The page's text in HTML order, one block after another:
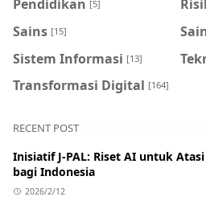
Pendidikan [5]
Sains [15]
Sistem Informasi [13]
Transformasi Digital [164]
RECENT POST
Inisiatif J-PAL: Riset AI untuk
bagi Indonesia
2026/2/12